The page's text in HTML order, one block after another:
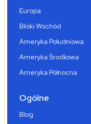
Europa
Bliski Wschód
Ameryka Południowa
Ameryka Środkowa
Ameryka Północna
Ogólne
Blog